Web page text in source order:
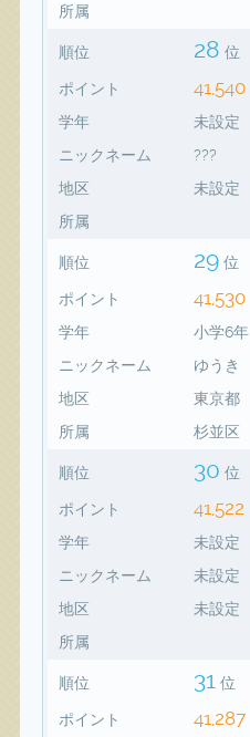
所属
順位 28 位
ポイント 41,540
学年
未設定
ニックネーム
???
地区
未設定
所属
順位 29 位
ポイント 41,530
学年
小学6年
ニックネーム
ゆうき
地区
東京都
所属
杉並区
順位 30 位
ポイント 41,522
学年
未設定
ニックネーム
未設定
地区
未設定
所属
順位 31 位
ポイント 41,287